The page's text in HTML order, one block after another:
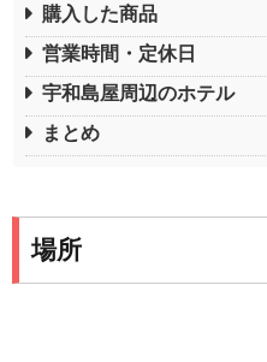
購入した商品
営業時間・定休日
宇和島屋周辺のホテル
まとめ
場所